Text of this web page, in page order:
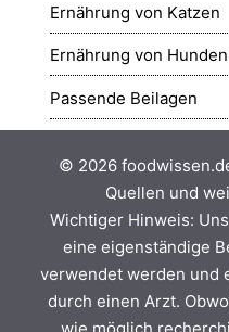
Ernährung von Katzen
Ernährung von Hunden
Passende Beilagen
© 2026
Quellen und
Wichtiger Hinweis:
eine eigenständige
verwendet werden und
durch einen Arzt.